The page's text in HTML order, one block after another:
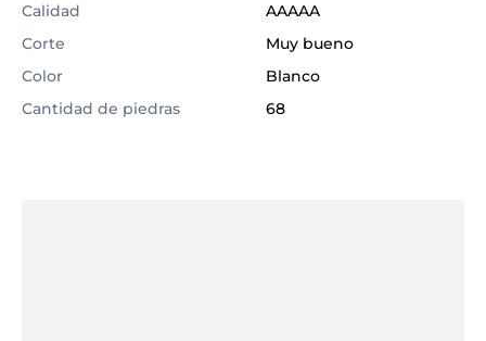
Calidad
AAAAA
Corte
Muy bueno
Color
Blanco
Cantidad de piedras
68